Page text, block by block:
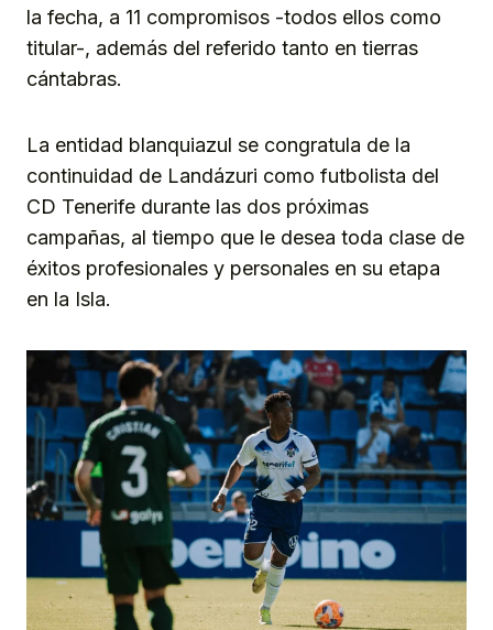
la fecha, a 11 compromisos -todos ellos como
titular-, además del referido tanto en tierras
cántabras.
La entidad blanquiazul se congratula de la
continuidad de Landázuri como futbolista del
CD Tenerife durante las dos próximas
campañas, al tiempo que le desea toda clase de
éxitos profesionales y personales en su etapa
en la Isla.